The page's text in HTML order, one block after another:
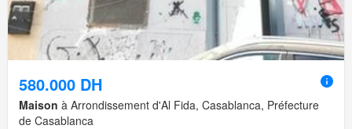
580.000 DH
Maison à Arrondissement d'Al Fida, Casablanca, Préfecture
de Casablanca